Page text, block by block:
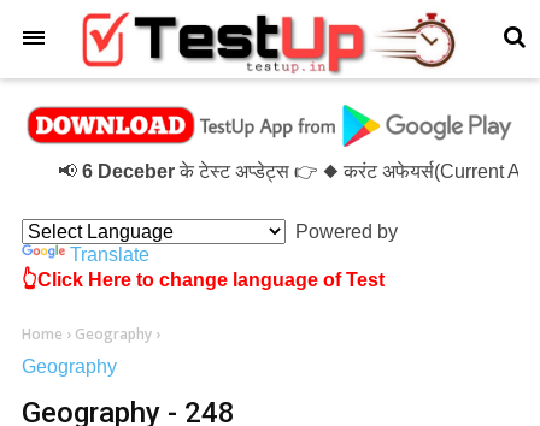
6 Deceberके टेस्ट अप्डेट्स 👉 ◆ करंट अफेयर्स(Current
Powered by
Translate
👆Click Here to change language of Test
Home › Geography ›
Geography
Geography - 248